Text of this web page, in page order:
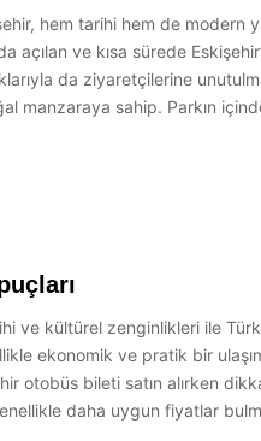
hem tarihi hem de modern
açılan ve kısa sürede
da ziyaretçilerine
manzaraya sahip. Parkın
ve kültürel zenginlikleri ile
ekonomik ve pratik bir
otobüs bileti satın alırken
daha uygun fiyatlar